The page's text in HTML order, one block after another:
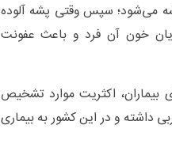
می‌شود؛ سپس وقتی پشه آلوده
خون آن فرد و باعث عفونت
بیماران، اکثریت موارد تشخیص
داشته و در این کشور به بیماری